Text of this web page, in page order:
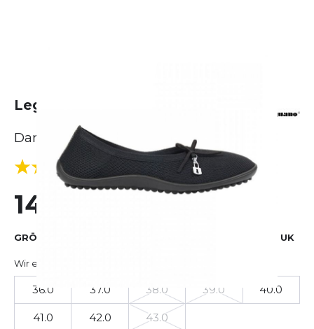
Leguano Lady Loop
Damen
4.0 (1 Bewertungen)
149,00 €
GRÖSSE AUSWÄHLEN UK
Wir empfehlen, Ihre Standardgröße zu wählen
36.0 37.0 38.0 39.0 40.0
41.0 42.0 43.0